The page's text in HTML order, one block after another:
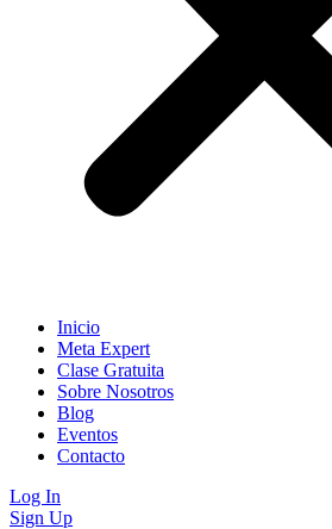
Inicio
Meta Expert
Clase Gratuita
Sobre Nosotros
Blog
Eventos
Contacto
Log In
Sign Up